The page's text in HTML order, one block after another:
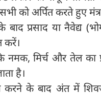
को अर्पित करते हुए
प्रसाद या नैवेद्य
करें।
नमक, मिर्च और तेल का
है।
करने के बाद अंत में